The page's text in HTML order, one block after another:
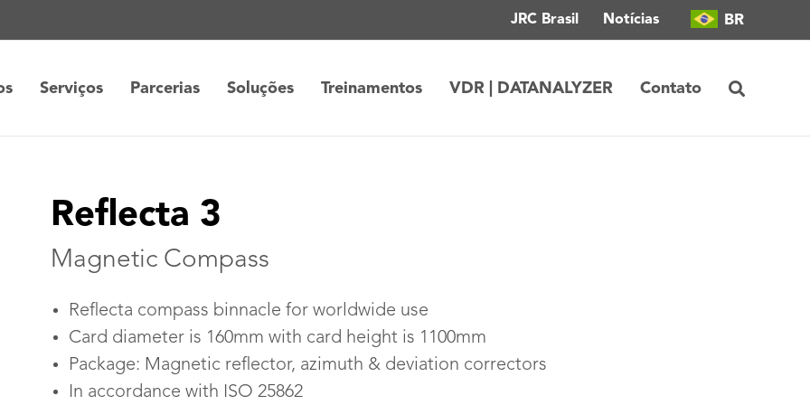
JRC Brasil Notícias BR
Serviços Parcerias Soluções Treinamentos VDR | DATANALYZER Contato
Reflecta 3
Magnetic Compass
Reflecta compass binnacle for worldwide use
Card diameter is 160mm with card height is 1100mm
Package: Magnetic reflector, azimuth & deviation correctors
In accordance with ISO 25862